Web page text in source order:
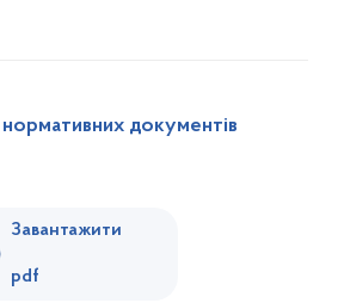
документів
Завантажити
pdf